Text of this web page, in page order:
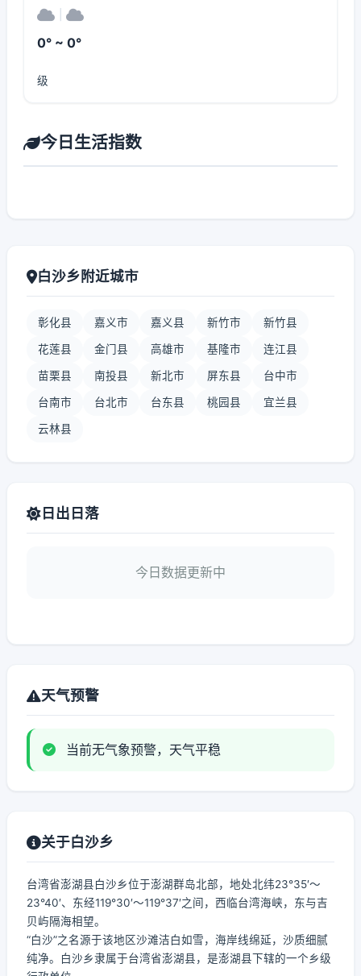
0° ~ 0°
级
今日生活指数
白沙乡附近城市
彰化县 嘉义市 嘉义县 新竹市 新竹县
花莲县 金门县 高雄市 基隆市 连江县
苗栗县 南投县 新北市 屏东县 台中市
台南市 台北市 台东县 桃园县 宜兰县
云林县
日出日落
今日数据更新中
天气预警
当前无气象预警，天气平稳
关于白沙乡
台湾省澎湖县白沙乡位于澎湖群岛北部，地处北纬23°35′～
23°40′、东经119°30′～119°37′之间，西临台湾海峡，东与吉
贝屿隔海相望。
“白沙”之名源于该地区沙滩洁白如雪，海岸线绵延，沙质细腻
纯净。白沙乡隶属于台湾省澎湖县，是澎湖县下辖的一个乡级